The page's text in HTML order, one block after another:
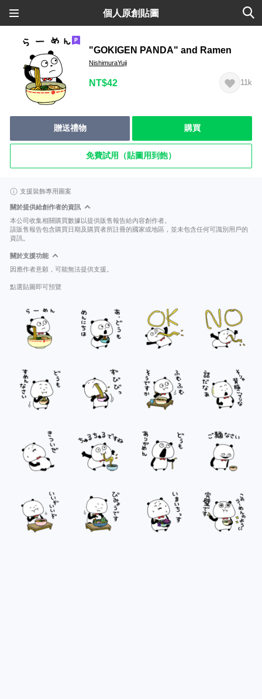
個人原創貼圖
"GOKIGEN PANDA" and Ramen
NishimuraYuji
NT$42 11k
贈送禮物 購買
免費試用（貼圖用到飽）
支援裝飾專用圖案
關於提供給創作者的資訊
本公司收集相關購買數據以提供販售報告給內容創作者。
該販售報告包含購買日期及購買者所註冊的國家或地區，並未包含任何可識別用戶的
資訊。
關於支援功能
因應作者意願，可能無法提供支援。
點選貼圖即可預覽